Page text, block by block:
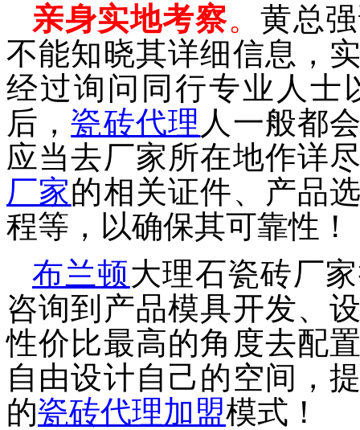
亲身实地考察。黄总
不能知晓其详细信息 ，
经过询问同行专业人士
后，瓷砖代理 人一般都
应当去厂家所在地作详
厂家的相关证件、产品
程等 ，以确保其可靠性 ！
布兰顿大理石瓷砖厂家
咨询到产品模具开发、
性价比最高的角度去配
自由设计自己的空间，
的瓷砖代理加盟模式！